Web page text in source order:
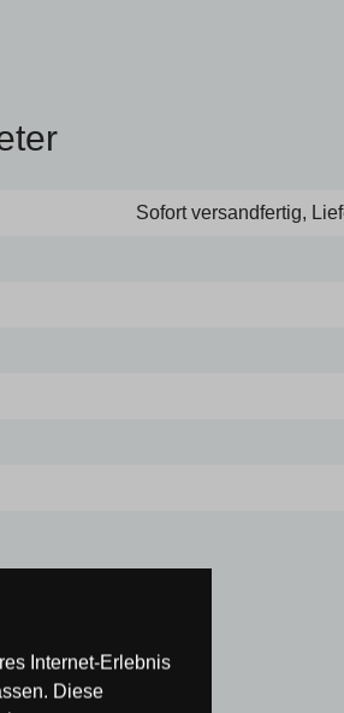
Sofort versandfertig,
Internet-Erlebnis
Diese